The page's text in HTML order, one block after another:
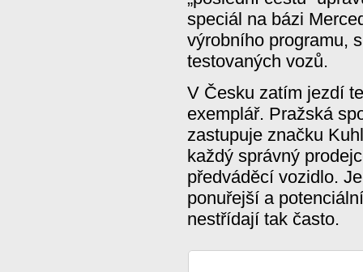
speciál na bázi
výrobního programu,
testovaných vozů.
V Česku zatím jezdí
exemplář. Pražská
zastupuje značku
každý správný
předváděcí vozidlo.
ponuřejší a
nestřídají tak často.